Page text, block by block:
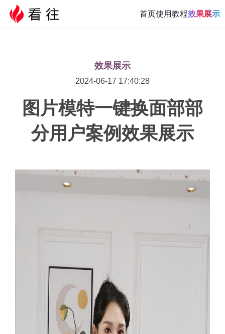
首页使用教程效果展示
效果展示
2024-06-17 17:40:28
图片模特一键换面部部
分用户案例效果展示